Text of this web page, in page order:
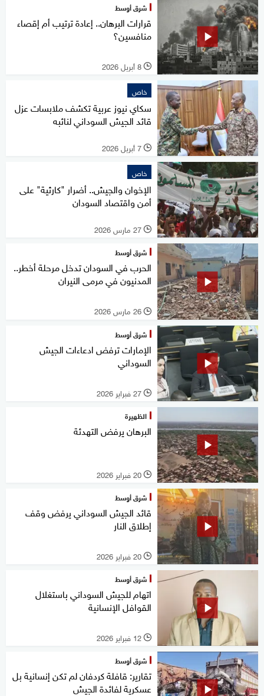
شرق أوسط
قرارات البرهان.. إعادة ترتيب أم إقصاء
منافسين؟
l 8 أبريل 2026
خاص
سكاي نيوز عربية تكشف ملابسات عزل
قائد الجيش السوداني لنائبه
l 7 أبريل 2026
خاص
الإخوان والجيش.. أضرار "كارثية" على
أمن واقتصاد السودان
l 27 مارس 2026
شرق أوسط
الحرب في السودان تدخل مرحلة أخطر..
المدنيون في مرمى النيران
l 26 مارس 2026
شرق أوسط
الإمارات ترفض ادعاءات الجيش
السوداني
l 27 فبراير 2026
الظهيرة
البرهان يرفض التهدئة
l 20 فبراير 2026
شرق أوسط
قائد الجيش السوداني يرفض وقف
إطلاق النار
l 20 فبراير 2026
شرق أوسط
اتهام للجيش السوداني باستغلال
القوافل الإنسانية
l 12 فبراير 2026
شرق أوسط
تقارير: قافلة كردفان لم تكن إنسانية بل
عسكرية لفائدة الجيش